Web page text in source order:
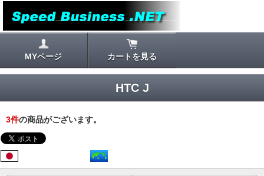
MYページ カートを見る
HTC J
3件の商品がございます。